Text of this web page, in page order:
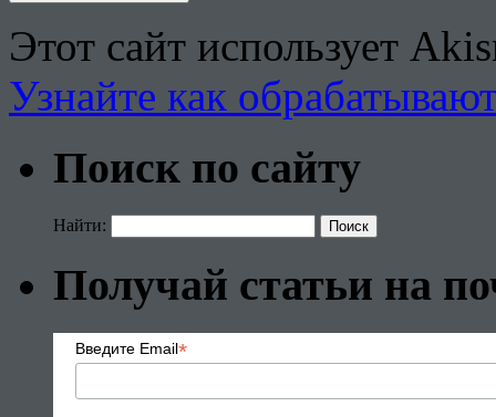
Этот сайт использует
Узнайте как
Поиск по сайту
Найти:
Получай статьи на
Введите Email*